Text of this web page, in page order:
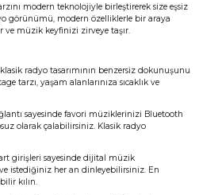
modern teknolojiyle birleştirerek size eşsiz
görünümü, modern özelliklerle bir araya
ve müzik keyfinizi zirveye taşır.
radyo tasarımının benzersiz dokunuşunu
tarzı, yaşam alanlarınıza sıcaklık ve
sayesinde favori müziklerinizi Bluetooth
olarak çalabilirsiniz. Klasik radyo
girişleri sayesinde dijital müzik
istediğiniz her an dinleyebilirsiniz. En
kılın.